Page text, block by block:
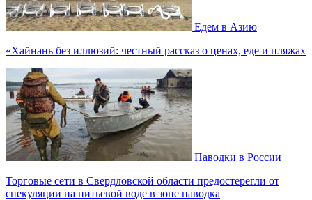
Едем в Азию
«Хайнань без иллюзий: честный рассказ о ценах, еде и пляжах
Паводки в России
Торговые сети в Свердловской области предостерегли от
спекуляции на питьевой воде в зоне паводка